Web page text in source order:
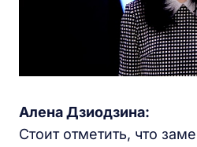
Алена Дзиодзина:
Стоит отметить, что